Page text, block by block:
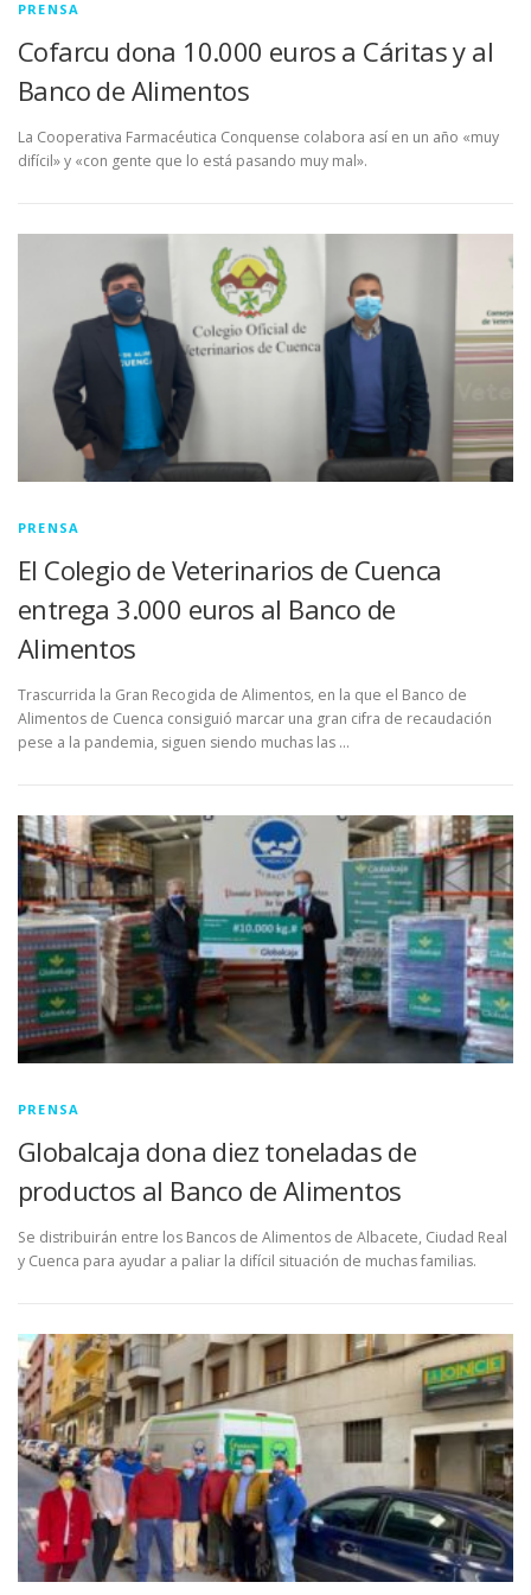
PRENSA
Cofarcu dona 10.000 euros a Cáritas y al
Banco de Alimentos
La Cooperativa Farmacéutica Conquense colabora así en un año «muy
difícil» y «con gente que lo está pasando muy mal».
PRENSA
El Colegio de Veterinarios de Cuenca
entrega 3.000 euros al Banco de
Alimentos
Trascurrida la Gran Recogida de Alimentos, en la que el Banco de
Alimentos de Cuenca consiguió marcar una gran cifra de recaudación
pese a la pandemia, siguen siendo muchas las …
PRENSA
Globalcaja dona diez toneladas de
productos al Banco de Alimentos
Se distribuirán entre los Bancos de Alimentos de Albacete, Ciudad Real
y Cuenca para ayudar a paliar la difícil situación de muchas familias.